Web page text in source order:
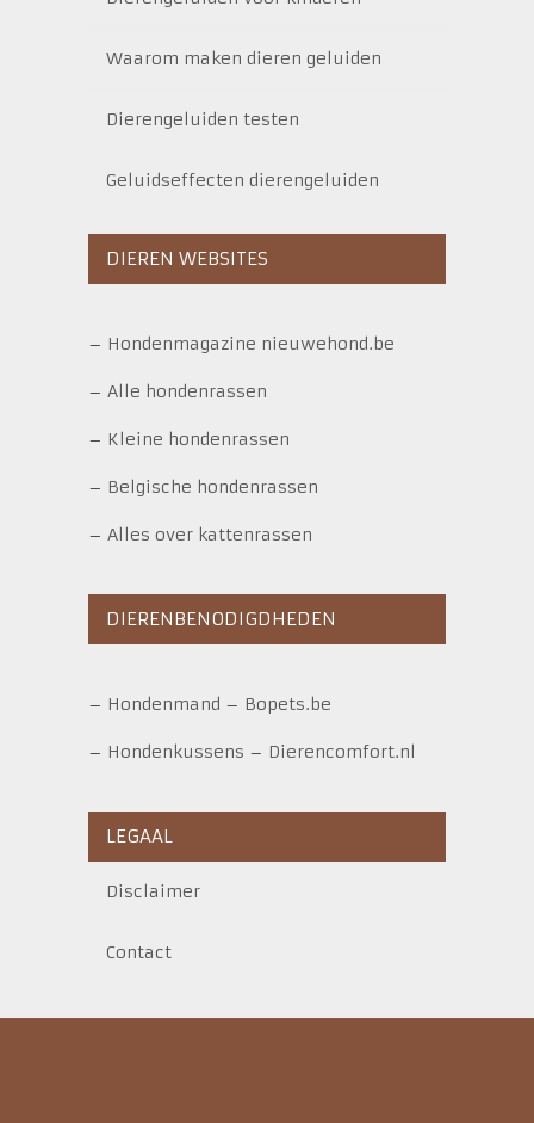
Waarom maken dieren geluiden
Dierengeluiden testen
Geluidseffecten dierengeluiden
DIEREN WEBSITES
– Hondenmagazine nieuwehond.be
– Alle hondenrassen
– Kleine hondenrassen
– Belgische hondenrassen
– Alles over kattenrassen
DIERENBENODIGDHEDEN
– Hondenmand – Bopets.be
– Hondenkussens – Dierencomfort.nl
LEGAAL
Disclaimer
Contact